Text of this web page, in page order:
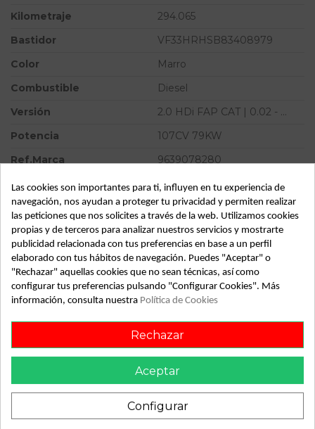
Kilometraje
294.065
Bastidor
VF33HRHSB83408979
Color
Marro
Combustible
Diesel
Versión
2.0 HDi FAP CAT | 0.02 - ...
Potencia
107CV 79KW
Ref.Marca
9639078280
Ref.Equivalencia
SD6V12
Modelo
307 BREAK / SW (S1) 2.0 HDi
FAP CAT | 0.02 - ...
Tipo vehículo
Turismo
Almacén
49349
SubAlmacén
364
ID: 801307
2022-04-05
Las cookies son importantes para ti, influyen en tu experiencia de
navegación, nos ayudan a proteger tu privacidad y permiten realizar
las peticiones que nos solicites a través de la web. Utilizamos cookies
propias y de terceros para analizar nuestros servicios y mostrarte
publicidad relacionada con tus preferencias en base a un perfil
elaborado con tus hábitos de navegación. Puedes "Aceptar" o
"Rechazar" aquellas cookies que no sean técnicas, así como
configurar tus preferencias pulsando "Configurar Cookies". Más
información, consulta nuestra Política de Cookies
Rechazar
Aceptar
Configurar